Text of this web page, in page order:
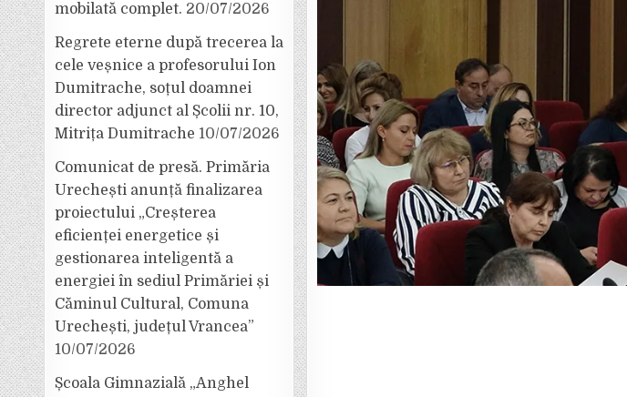
mobilată complet. 20/07/2026
Regrete eterne după trecerea la
cele veșnice a profesorului Ion
Dumitrache, soțul doamnei
director adjunct al Școlii nr. 10,
Mitrița Dumitrache 10/07/2026
Comunicat de presă. Primăria
Urechești anunță finalizarea
proiectului „Creșterea
eficienței energetice și
gestionarea inteligentă a
energiei în sediul Primăriei și
Căminul Cultural, Comuna
Urechești, județul Vrancea”
10/07/2026
Școala Gimnazială „Anghel